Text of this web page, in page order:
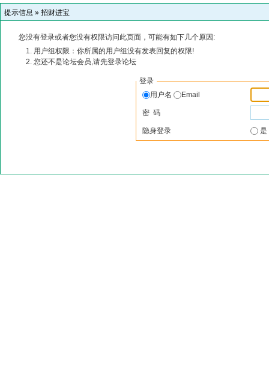
提示信息 » 招财进宝
您没有登录或者您没有权限访问此页面，可能有如下几个原因:
用户组权限：你所属的用户组没有发表回复的权限!
您还不是论坛会员,请先登录论坛
登录
用户名
Email
密 码
隐身登录